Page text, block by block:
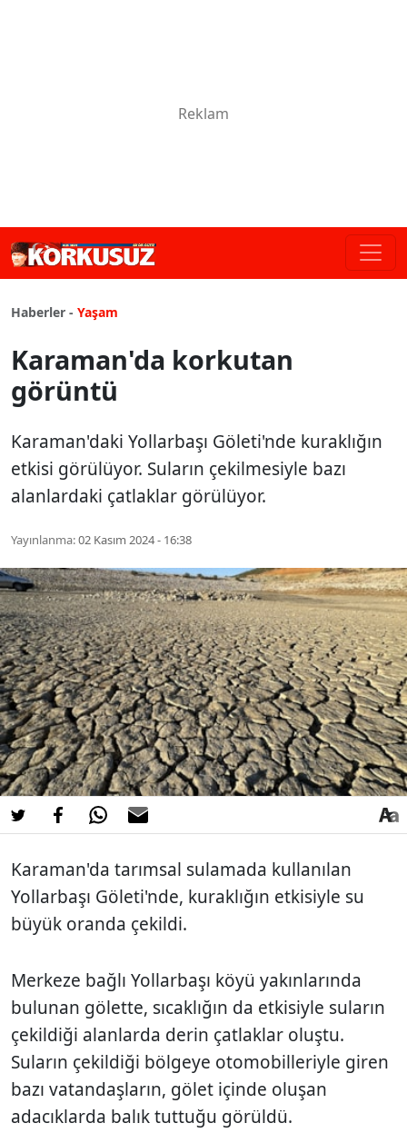
Haberler - Yaşam
Karaman'da korkutan
görüntü
Karaman'daki Yollarbaşı Göleti'nde kuraklığın
etkisi görülüyor. Suların çekilmesiyle bazı
alanlardaki çatlaklar görülüyor.
Yayınlanma:02 Kasım 2024 - 16:38
Karaman'da tarımsal sulamada kullanılan
Yollarbaşı Göleti'nde, kuraklığın etkisiyle su
büyük oranda çekildi.
Merkeze bağlı Yollarbaşı köyü yakınlarında
bulunan gölette, sıcaklığın da etkisiyle suların
çekildiği alanlarda derin çatlaklar oluştu.
Suların çekildiği bölgeye otomobilleriyle giren
bazı vatandaşların, gölet içinde oluşan
adacıklarda balık tuttuğu görüldü.